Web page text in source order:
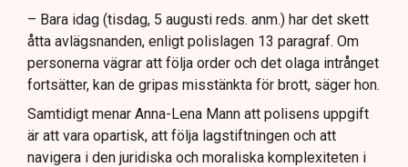
– Bara idag (tisdag, 5 augusti reds. anm.) har det skett
åtta avlägsnanden, enligt polislagen 13 paragraf. Om
personerna vägrar att följa order och det olaga intrånget
fortsätter, kan de gripas misstänkta för brott, säger hon.
Samtidigt menar Anna-Lena Mann att polisens uppgift
är att vara opartisk, att följa lagstiftningen och att
navigera i den juridiska och moraliska komplexiteten i